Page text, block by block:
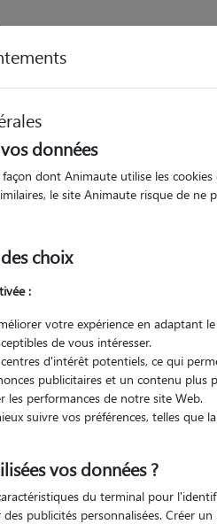
garde
dates
données
dont Animaute utilise les
le site Animaute risque de ne
choix
:
votre expérience en adaptant
de vous intéresser.
d'intérêt potentiels, ce qui
publicitaires et un contenu plus
les performances de notre site Web.
suivre vos préférences, telles que
vos données ?
du terminal pour
des publicités personnalisées. Créer